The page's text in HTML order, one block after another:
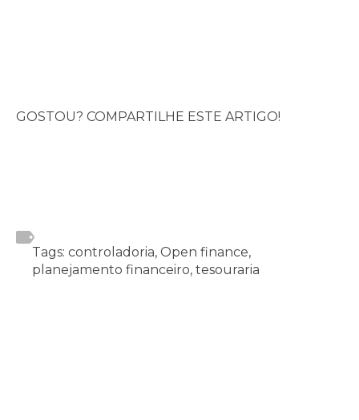
GOSTOU? COMPARTILHE ESTE ARTIGO!
Tags: controladoria, Open finance,
planejamento financeiro, tesouraria